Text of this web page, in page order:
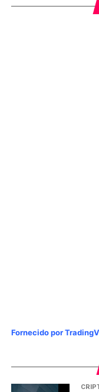
Fornecido por